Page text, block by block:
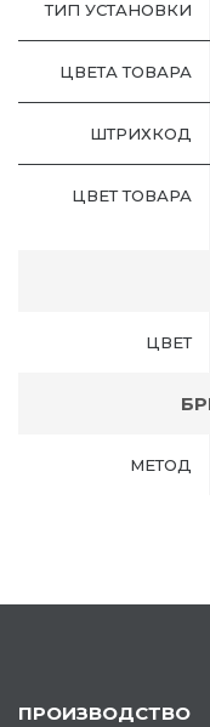
ТИП УСТАНОВКИ
ЦВЕТА ТОВАРА
ШТРИХКОД
ЦВЕТ ТОВАРА
ЦВЕТ
МЕТОД
ПРОИЗВОДСТВО